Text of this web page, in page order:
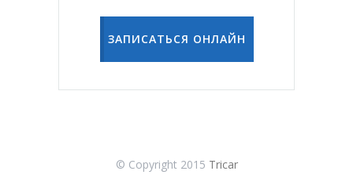
ЗАПИСАТЬСЯ ОНЛАЙН
© Copyright 2015 Tricar